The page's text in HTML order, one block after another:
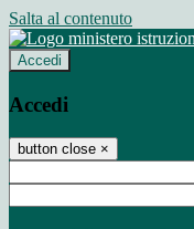
Salta al contenuto
Accedi
Accedi
button close ×